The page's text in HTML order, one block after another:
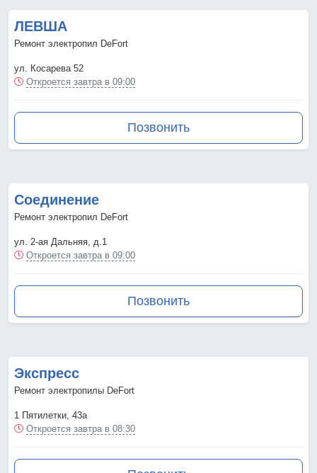
ЛЕВША
Ремонт электропил DeFort
ул. Косарева 52
Откроется завтра в 09:00
Позвонить
Соединение
Ремонт электропил DeFort
ул. 2-ая Дальняя, д.1
Откроется завтра в 09:00
Позвонить
Экспресс
Ремонт электропилы DeFort
1 Пятилетки, 43а
Откроется завтра в 08:30